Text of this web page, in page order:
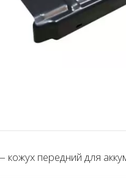
передний для